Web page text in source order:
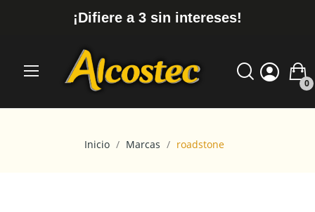
¡Difiere a 3 sin intereses!
0
Inicio Marcas roadstone